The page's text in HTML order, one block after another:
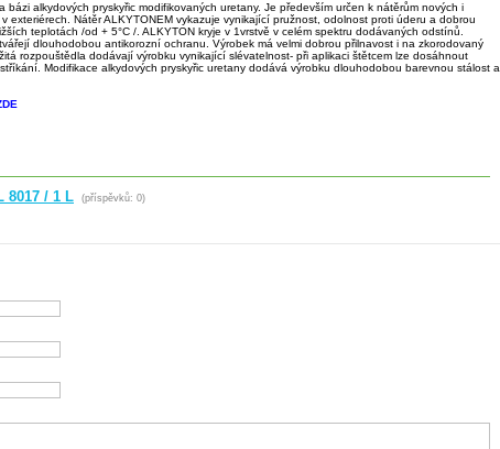
bázi alkydových pryskyřic modifikovaných uretany. Je především určen k nátěrům nových i
exteriérech. Nátěr ALKYTONEM vykazuje vynikající pružnost, odolnost proti úderu a dobrou
teplotách /od + 5°C /. ALKYTON kryje v 1vrstvě v celém spektru dodávaných odstínů.
dlouhodobou antikorozní ochranu. Výrobek má velmi dobrou přilnavost i na zkorodovaný
rozpouštědla dodávají výrobku vynikající slévatelnost- při aplikaci štětcem lze dosáhnout
Modifikace alkydových pryskyřic uretany dodává výrobku dlouhodobou barevnou stálost a
8017 / 1 L (příspěvků: 0)